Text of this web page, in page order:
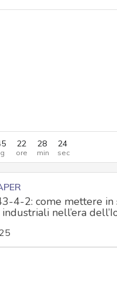
22 28 23
4-2: come mettere in
nell’era